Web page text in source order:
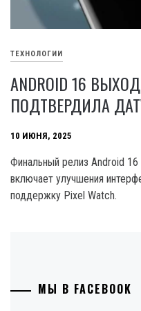
ТЕХНОЛОГИИ
ANDROID 16
ПОДТВЕРДИЛА
10 ИЮНЯ, 2025
Финальный релиз Android
включает улучшения
поддержку Pixel Watch.
МЫ В FACEBOOK